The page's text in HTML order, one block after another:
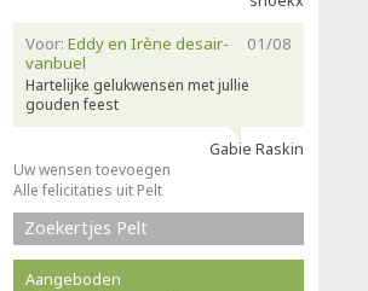
01/08
Voor: Eddy en Irène desair-
vanbuel
Hartelijke gelukwensen met jullie
gouden feest
Gabie Raskin
Uw wensen toevoegen
Alle felicitaties uit Pelt
Zoekertjes Pelt
Aangeboden